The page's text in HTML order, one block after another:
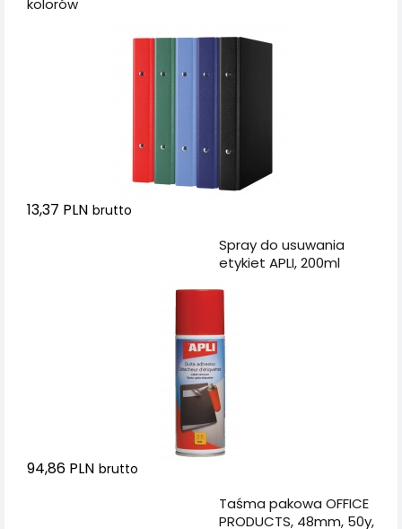
kolorów
13,37 PLN brutto
Spray do usuwania
etykiet APLI, 200ml
94,86 PLN brutto
Taśma pakowa OFFICE
PRODUCTS, 48mm, 50y,